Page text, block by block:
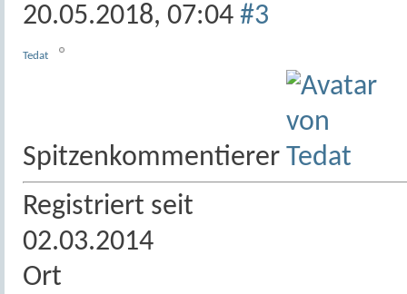
20.05.2018, 07:04 #3
Tedat
Spitzenkommentierer
Registriert seit
02.03.2014
Ort